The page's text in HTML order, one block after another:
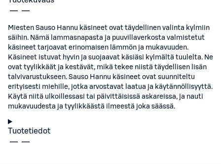
Miesten Sauso Hannu käsineet ovat täydellinen valinta kylmiin
säihin. Nämä lammasnapasta ja puuvillaverkosta valmistetut
käsineet tarjoavat erinomaisen lämmön ja mukavuuden.
Käsineet istuvat hyvin ja suojaavat käsiäsi kylmältä tuulelta. Ne
ovat tyylikkäät ja kestävät, mikä tekee niistä täydellisen lisän
talvivarustukseen. Sauso Hannu käsineet ovat suunniteltu
erityisesti miehille, jotka arvostavat laatua ja käytännöllisyyttä.
Käytä niitä ulkoillessasi tai päivittäisissä askareissa, ja nauti
mukavuudesta ja tyylikkäästä ilmeestä joka säässä.
Tuotetiedot